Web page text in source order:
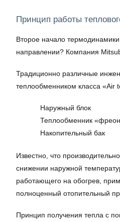
Принцип работы
Второе начало
направлении? Компания
Традиционно различные
теплообменником класса «Air
Наружный блок
Теплообменник
Накопительный бак
Известно, что
снижении наружной
работающего на обогрев,
полноценный отопительный
Принцип получения тепла с